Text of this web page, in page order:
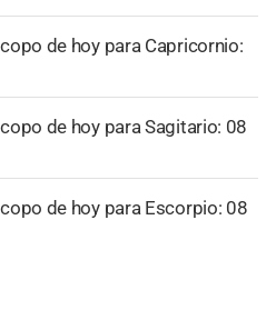
de hoy para Capricornio:
de hoy para Sagitario: 08
de hoy para Escorpio: 08